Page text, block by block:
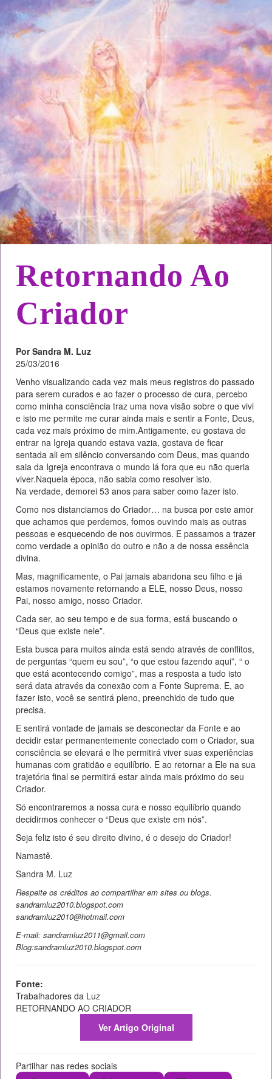
Retornando Ao
Criador
Por Sandra M. Luz
25/03/2016
Venho visualizando cada vez mais meus registros do passado
para serem curados e ao fazer o processo de cura, percebo
como minha consciência traz uma nova visão sobre o que vivi
e isto me permite me curar ainda mais e sentir a Fonte, Deus,
cada vez mais próximo de mim.Antigamente, eu gostava de
entrar na Igreja quando estava vazia, gostava de ficar
sentada ali em silêncio conversando com Deus, mas quando
saia da Igreja encontrava o mundo lá fora que eu não queria
viver.Naquela época, não sabia como resolver isto.
Na verdade, demorei 53 anos para saber como fazer isto.
Como nos distanciamos do Criador… na busca por este amor
que achamos que perdemos, fomos ouvindo mais as outras
pessoas e esquecendo de nos ouvirmos. E passamos a trazer
como verdade a opinião do outro e não a de nossa essência
divina.
Mas, magnificamente, o Pai jamais abandona seu filho e já
estamos novamente retornando a ELE, nosso Deus, nosso
Pai, nosso amigo, nosso Criador.
Cada ser, ao seu tempo e de sua forma, está buscando o
“Deus que existe nele”.
Esta busca para muitos ainda está sendo através de conflitos,
de perguntas “quem eu sou”, “o que estou fazendo aqui”, “ o
que está acontecendo comigo”, mas a resposta a tudo isto
será data através da conexão com a Fonte Suprema. E, ao
fazer isto, você se sentirá pleno, preenchido de tudo que
precisa.
E sentirá vontade de jamais se desconectar da Fonte e ao
decidir estar permanentemente conectado com o Criador, sua
consciência se elevará e lhe permitirá viver suas experiências
humanas com gratidão e equilíbrio. E ao retornar a Ele na sua
trajetória final se permitirá estar ainda mais próximo do seu
Criador.
Só encontraremos a nossa cura e nosso equilíbrio quando
decidirmos conhecer o “Deus que existe em nós”.
Seja feliz isto é seu direito divino, é o desejo do Criador!
Namastê.
Sandra M. Luz
Respeite os créditos ao compartilhar em sites ou blogs.
sandramluz2010.blogspot.com
sandramluz2010@hotmail.com
E-mail: sandramluz2011@gmail.com
Blog:sandramluz2010.blogspot.com
Fonte:
Trabalhadores da Luz
RETORNANDO AO CRIADOR
Ver Artigo Original
Partilhar nas redes sociais